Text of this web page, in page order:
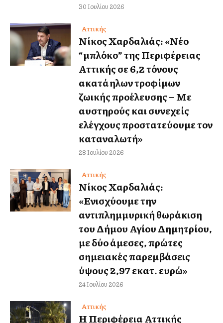
30 Ιουλίου 2026
Αττικής
Νίκος Χαρδαλιάς: «Νέο
“μπλόκο” της Περιφέρειας
Αττικής σε 6,2 τόνους
ακατάλληλων τροφίμων
ζωικής προέλευσης – Με
αυστηρούς και συνεχείς
ελέγχους προστατεύουμε τον
καταναλωτή»
28 Ιουλίου 2026
Αττικής
Νίκος Χαρδαλιάς:
«Ενισχύουμε την
αντιπλημμυρική θωράκιση
του Δήμου Αγίου Δημητρίου,
με δύο άμεσες, πρώτες
σημειακές παρεμβάσεις
ύψους 2,97 εκατ. ευρώ»
24 Ιουλίου 2026
Αττικής
Η Περιφέρεια Αττικής